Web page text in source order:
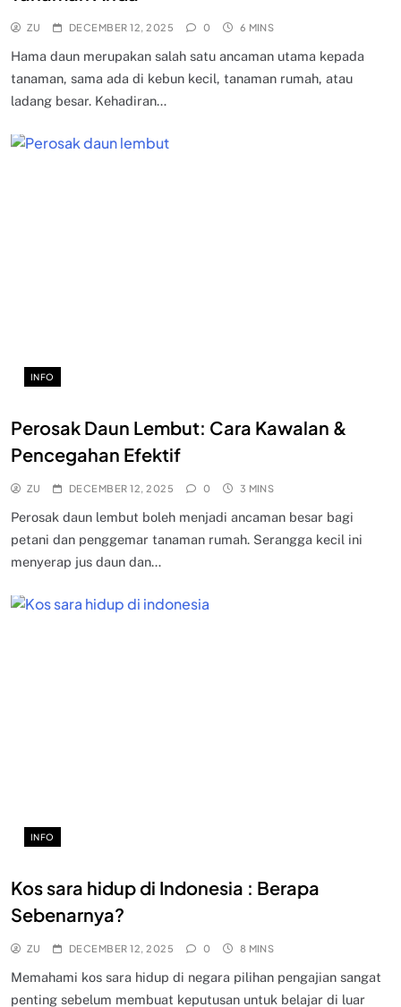
ZU DECEMBER 12, 2025 0 6 MINS
Hama daun merupakan salah satu ancaman utama kepada
tanaman, sama ada di kebun kecil, tanaman rumah, atau
ladang besar. Kehadiran…
INFO
Perosak Daun Lembut: Cara Kawalan &
Pencegahan Efektif
ZU DECEMBER 12, 2025 0 3 MINS
Perosak daun lembut boleh menjadi ancaman besar bagi
petani dan penggemar tanaman rumah. Serangga kecil ini
menyerap jus daun dan…
INFO
Kos sara hidup di Indonesia : Berapa
Sebenarnya?
ZU DECEMBER 12, 2025 0 8 MINS
Memahami kos sara hidup di negara pilihan pengajian sangat
penting sebelum membuat keputusan untuk belajar di luar